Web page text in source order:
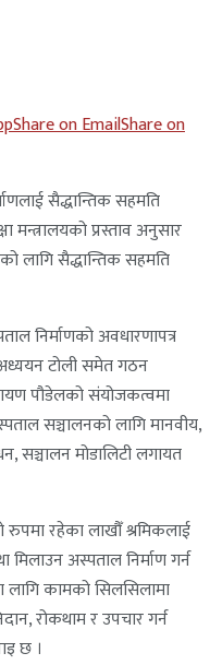
Share on EmailShare on
सैद्धान्तिक सहमति
मन्त्रालयको प्रस्ताव अनुसार
लागि सैद्धान्तिक सहमति
निर्माणको अवधारणापत्र
टोली समेत गठन
पौडेलको संयोजकत्वमा
सञ्चालनको लागि मानवीय,
सञ्चालन मोडालिटी लगायत
रहेका लाखौँ श्रमिकलाई
मिलाउन अस्पताल निर्माण गर्न
लागि कामको सिलसिलामा
रोकथाम र उपचार गर्न
छ ।